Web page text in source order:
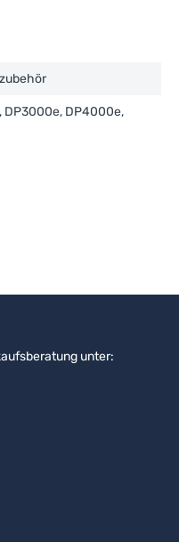
DP3000e, DP4000e,
unter: